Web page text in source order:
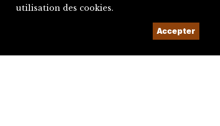
utilisation des cookies.
Accepter